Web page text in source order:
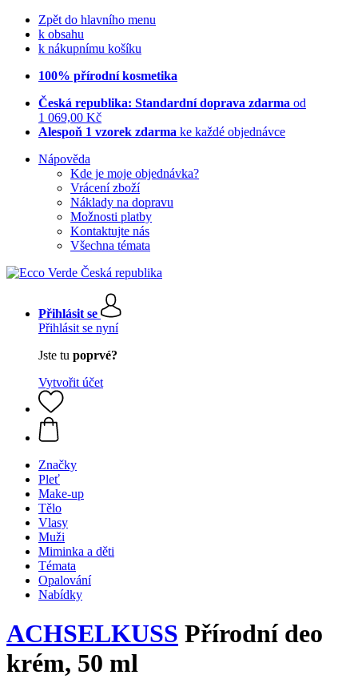
Zpět do hlavního menu
k obsahu
k nákupnímu košíku
100% přírodní kosmetika
Česká republika: Standardní doprava zdarma od
1 069,00 Kč
Alespoň 1 vzorek zdarma ke každé objednávce
Nápověda
Kde je moje objednávka?
Vrácení zboží
Náklady na dopravu
Možnosti platby
Kontaktujte nás
Všechna témata
Přihlásit se
Přihlásit se nyní
Jste tu poprvé?
Vytvořit účet
Značky
Pleť
Make-up
Tělo
Vlasy
Muži
Miminka a děti
Témata
Opalování
Nabídky
ACHSELKUSS Přírodní deo
krém, 50 ml